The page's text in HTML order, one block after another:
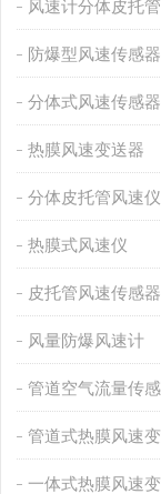
风速计分体皮托管
防爆型风速传感器
分体式风速传感器
热膜风速变送器
分体皮托管风速仪
热膜式风速仪
皮托管风速传感器
风量防爆风速计
管道空气流量传
管道式热膜风速
一体式热膜风速